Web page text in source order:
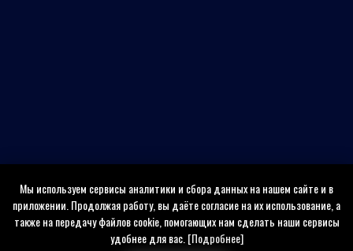
Мы используем сервисы аналитики и сбора данных на нашем сайте и в
приложении. Продолжая работу, вы даёте согласие на их использование, а
также на передачу файлов cookie, помогающих нам сделать наши сервисы
удобнее для вас.[Подробнее]